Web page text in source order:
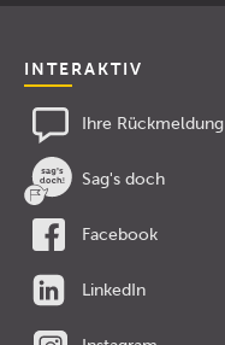
INTERAKTIV
Ihre Rückmeldung
Sag's doch
Facebook
LinkedIn